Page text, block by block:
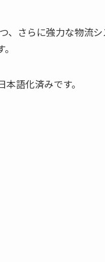
、さらに強力な物流
語化済みです。